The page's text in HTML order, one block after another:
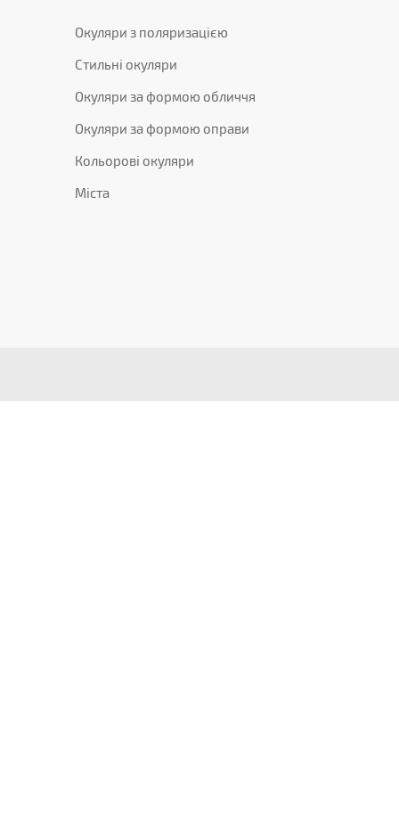
Окуляри з поляризацією
Стильні окуляри
Окуляри за формою обличчя
Окуляри за формою оправи
Кольорові окуляри
Міста